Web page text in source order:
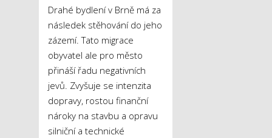
Drahé bydlení v Brně má za
následek stěhování do jeho
zázemí. Tato migrace
obyvatel ale pro město
přináší řadu negativních
jevů. Zvyšuje se intenzita
dopravy, rostou finanční
nároky na stavbu a opravu
silniční a technické